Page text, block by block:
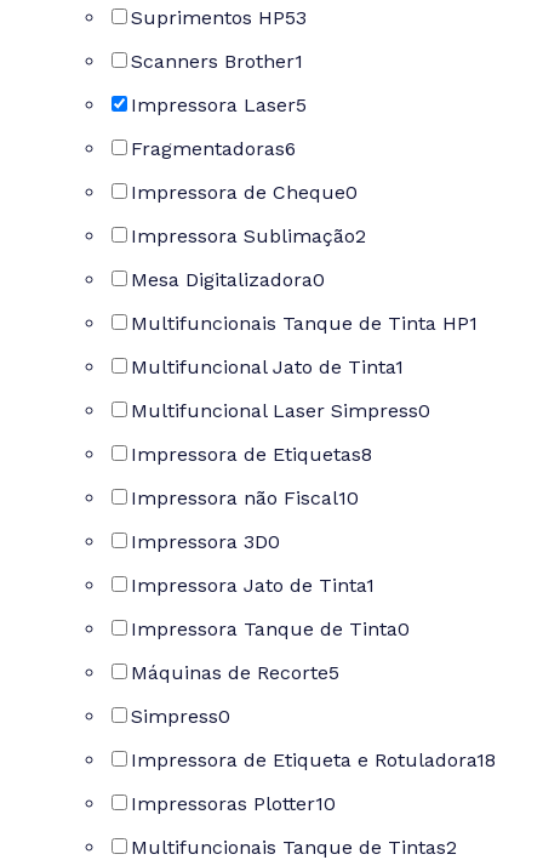
Suprimentos HP53
Scanners Brother1
Impressora Laser5
Fragmentadoras6
Impressora de Cheque0
Impressora Sublimação2
Mesa Digitalizadora0
Multifuncionais Tanque de Tinta HP1
Multifuncional Jato de Tinta1
Multifuncional Laser Simpress0
Impressora de Etiquetas8
Impressora não Fiscal10
Impressora 3D0
Impressora Jato de Tinta1
Impressora Tanque de Tinta0
Máquinas de Recorte5
Simpress0
Impressora de Etiqueta e Rotuladora18
Impressoras Plotter10
Multifuncionais Tanque de Tintas2